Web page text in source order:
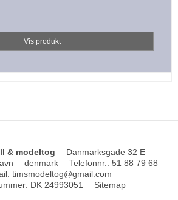
Vis produkt
& modeltog
Danmarksgade 32 E
denmark Telefonnr. : 51 88 79 68
: timsmodeltog@gmail.com
: DK 24993051 Sitemap